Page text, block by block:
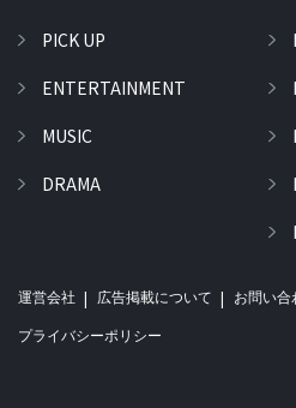
PICK UP
ENTERTAINMENT
MUSIC
DRAMA
運営会社 広告掲載について お問い合
プライバシーポリシー